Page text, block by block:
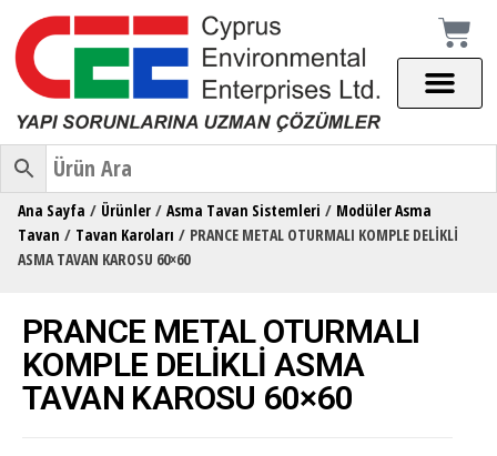
Ana Sayfa / Ürünler / Asma Tavan Sistemleri / Modüler Asma
Tavan / Tavan Karoları / PRANCE METAL OTURMALI KOMPLE DELİKLİ
ASMA TAVAN KAROSU 60×60
PRANCE METAL OTURMALI
KOMPLE DELİKLİ ASMA
TAVAN KAROSU 60×60